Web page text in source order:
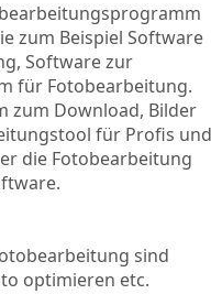
zum Beispiel Software
Software zur
für Fotobearbeitung.
zum Download, Bilder
für Profis und
die Fotobearbeitung
sind
optimieren etc.